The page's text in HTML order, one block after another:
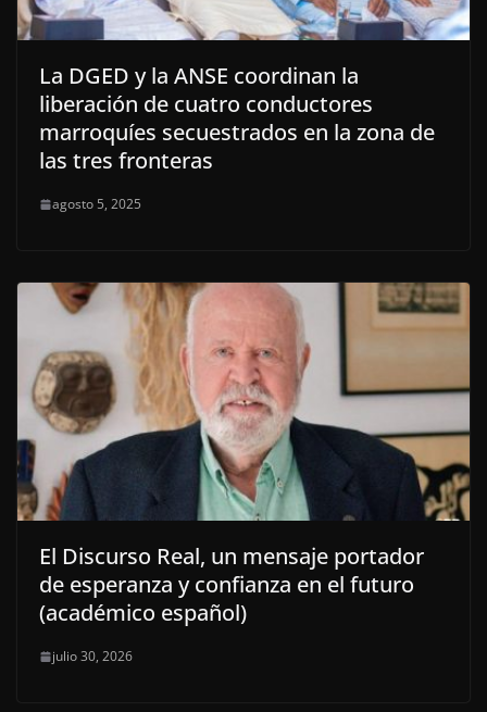
La DGED y la ANSE coordinan la
liberación de cuatro conductores
marroquíes secuestrados en la zona de
las tres fronteras
agosto 5, 2025
El Discurso Real, un mensaje portador
de esperanza y confianza en el futuro
(académico español)
julio 30, 2026